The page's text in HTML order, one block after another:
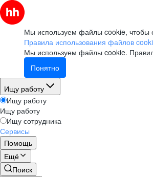
Мы используем файлы cookie, чтобы
Правила использования файлов
Мы используем файлы cookie.
Понятно
Ищу работу
Ищу работу
Ищу работу
Ищу сотрудника
Сервисы
Помощь
Ещё
Поиск